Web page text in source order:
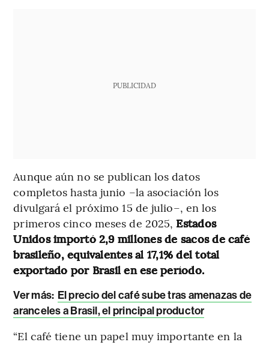
PUBLICIDAD
Aunque aún no se publican los datos
completos hasta junio –la asociación los
divulgará el próximo 15 de julio–, en los
primeros cinco meses de 2025, Estados
Unidos importó 2,9 millones de sacos de café
brasileño, equivalentes al 17,1% del total
exportado por Brasil en ese período.
Ver más: El precio del café sube tras amenazas de
aranceles a Brasil, el principal productor
“El café tiene un papel muy importante en la